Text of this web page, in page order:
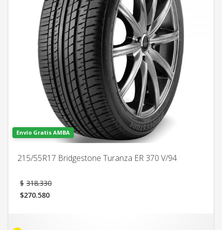
Envío Gratis AMBA
215/55R17 Bridgestone Turanza ER 370 V/94
$ 318.330
$270.580